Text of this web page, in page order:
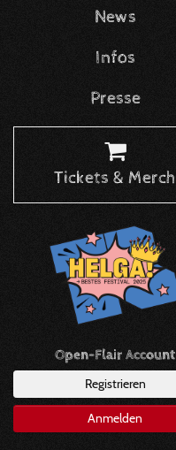
News
Infos
Presse
Tickets & Merch
Open-Flair Account
Registrieren
Anmelden